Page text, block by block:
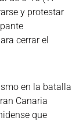
y protestar
cerrar el
en la batalla
Canaria
que